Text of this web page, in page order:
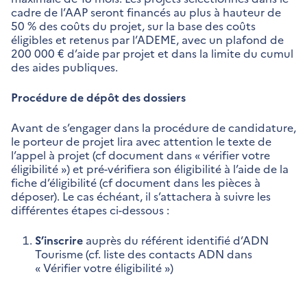
cadre de l’AAP seront financés au plus à hauteur de
50 % des coûts du projet, sur la base des coûts
éligibles et retenus par l’ADEME, avec un plafond de
200 000 € d’aide par projet et dans la limite du cumul
des aides publiques.
Procédure de dépôt des dossiers
Avant de s’engager dans la procédure de candidature,
le porteur de projet lira avec attention le texte de
l’appel à projet (cf document dans « vérifier votre
éligibilité ») et pré-vérifiera son éligibilité à l’aide de la
fiche d’éligibilité (cf document dans les pièces à
déposer). Le cas échéant, il s’attachera à suivre les
différentes étapes ci-dessous :
S’inscrire auprès du référent identifié d’ADN
Tourisme (cf. liste des contacts ADN dans
« Vérifier votre éligibilité »)